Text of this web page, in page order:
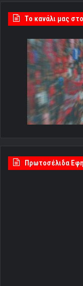
Tο κανάλι μας
Πρωτοσέλιδα